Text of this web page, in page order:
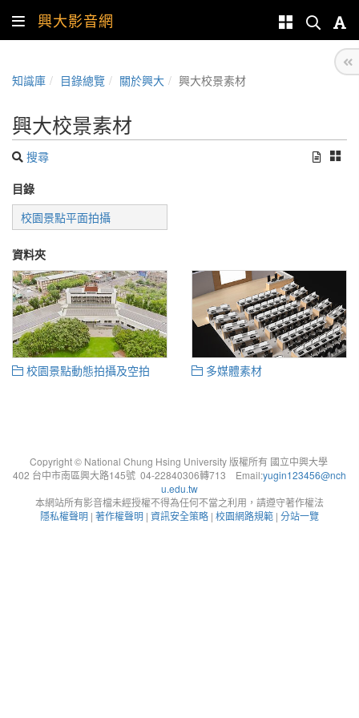
興大影音網
知識庫 目錄總覽 關於興大 興大校景素材
興大校景素材
搜尋
目錄
校園景點平面拍攝
資料夾
校園景點動態拍攝及空拍 多媒體素材
Copyright © National Chung Hsing University 版權所有 國立中興大學
402 台中市南區興大路145號 04-22840306轉713 Email:yugin123456@nch
u.edu.tw
本網站所有影音檔未經授權不得為任何不當之利用，請遵守著作權法
隱私權聲明 | 著作權聲明 | 資訊安全策略 | 校園網路規範 | 分站一覽